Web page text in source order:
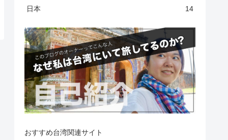
日本 14
おすすめ台湾関連サイト